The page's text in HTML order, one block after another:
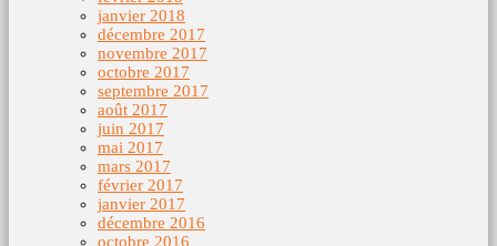
janvier 2018
décembre 2017
novembre 2017
octobre 2017
septembre 2017
août 2017
juin 2017
mai 2017
mars 2017
février 2017
janvier 2017
décembre 2016
octobre 2016